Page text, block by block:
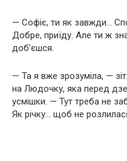
— Софіє, ти як завжди…
Добре, приїду. Але ти ж
доб’єшся.
— Та я вже зрозуміла, —
на Людочку, яка перед
усмішки. — Тут треба не
Як річку… щоб не